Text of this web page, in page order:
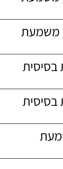
משמעת
בסיסית
בסיסית